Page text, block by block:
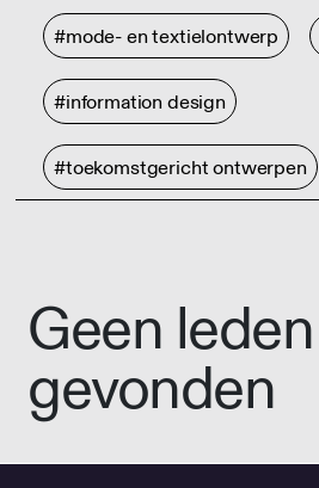
#mode- en textielontwerp
#information design
#toekomstgericht ontwerpen
Geen leden
gevonden